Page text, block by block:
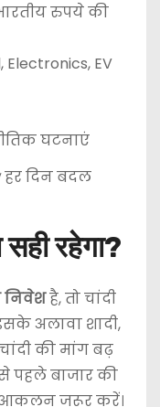
रुपये की
EV
घटनाएं
हर दिन बदल
सही रहेगा?
निवेशहै, तो चांदी
अलावा शादी,
की मांग बढ़
पहले बाजार की
आकलन जरूर करें।